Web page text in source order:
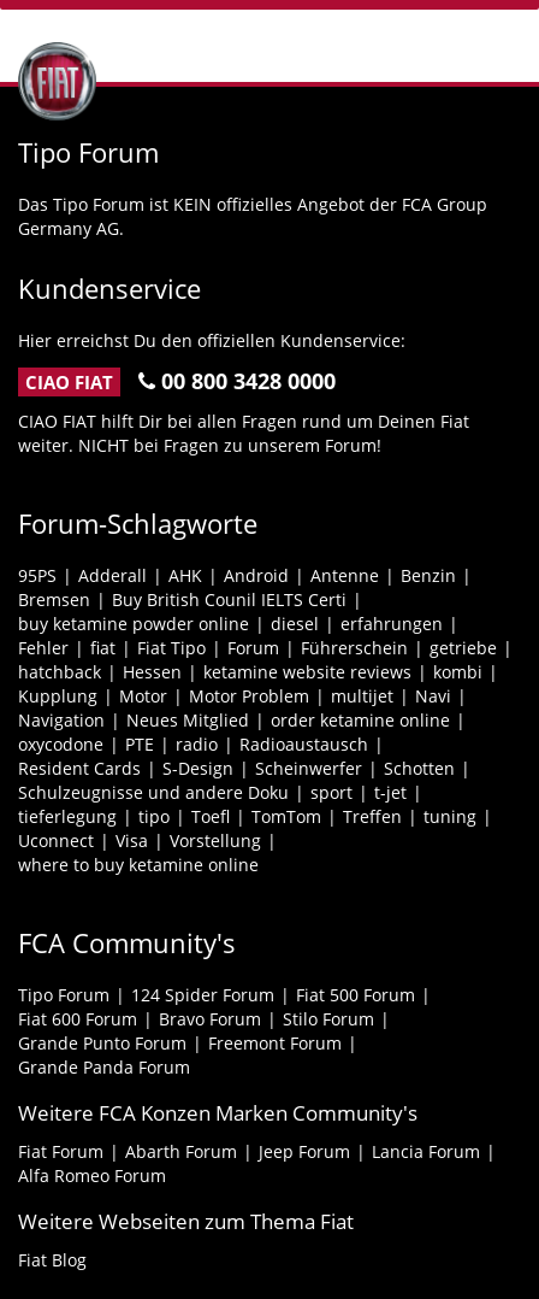
Tipo Forum
Das Tipo Forum ist KEIN offizielles Angebot der FCA Group
Germany AG.
Kundenservice
Hier erreichst Du den offiziellen Kundenservice:
CIAO FIAT 00 800 3428 0000
CIAO FIAT hilft Dir bei allen Fragen rund um Deinen Fiat
weiter. NICHT bei Fragen zu unserem Forum!
Forum-Schlagworte
95PS Adderall AHK Android Antenne
Benzin
Bremsen
Buy British Counil IELTS Certi
buy ketamine powder online
diesel
erfahrungen
Fehler
fiat Fiat Tipo Forum Führerschein
getriebe
hatchback
Hessen ketamine website reviews
kombi
Kupplung
Motor Motor Problem multijet
Navi
Navigation
Neues Mitglied
order ketamine online
oxycodone
PTE radio
Radioaustausch
Resident Cards
S-Design Scheinwerfer
Schotten
Schulzeugnisse und andere Doku
sport
t-jet
tieferlegung
tipo Toefl TomTom Treffen
tuning
Uconnect
Visa
Vorstellung
where to buy ketamine online
FCA Community's
Tipo Forum 124 Spider Forum
Fiat 500 Forum
Fiat 600 Forum
Bravo Forum
Stilo Forum
Grande Punto Forum
Freemont Forum
Grande Panda Forum
Weitere FCA Konzen Marken Community's
Fiat Forum Abarth Forum Jeep Forum
Lancia Forum
Alfa Romeo Forum
Weitere Webseiten zum Thema Fiat
Fiat Blog